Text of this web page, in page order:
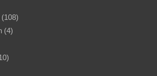
(108)
(4)